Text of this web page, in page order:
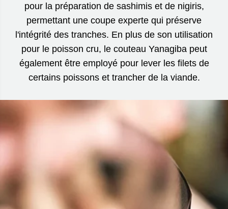
pour la préparation de sashimis et de nigiris,
permettant une coupe experte qui préserve
l'intégrité des tranches. En plus de son utilisation
pour le poisson cru, le couteau Yanagiba peut
également être employé pour lever les filets de
certains poissons et trancher de la viande.